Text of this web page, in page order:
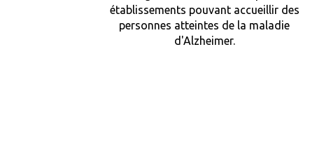
établissements pouvant accueillir des
personnes atteintes de la maladie
d'Alzheimer.